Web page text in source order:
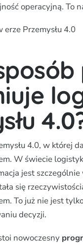
operacyjną. To
Przemysłu 4.0
4.0, w której
W świecie
jest
się
To już nie jest
decyzji.
nowoczesny